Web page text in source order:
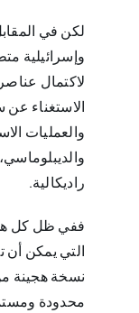
لكن في
وإسرائيلية
لاكتمال
الاستغناء عن
والعمليات
راديكالية.
ففي ظل كل
التي يمكن أن
نسخة هجينة
محدودة